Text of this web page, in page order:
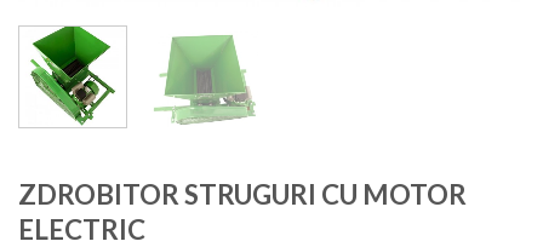
ZDROBITOR STRUGURI CU MOTOR
ELECTRIC